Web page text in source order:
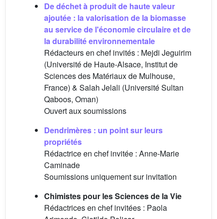
De déchet à produit de haute valeur
ajoutée : la valorisation de la biomasse
au service de l'économie circulaire et de
la durabilité environnementale
Rédacteurs en chef invités : Mejdi Jeguirim
(Université de Haute-Alsace, Institut de
Sciences des Matériaux de Mulhouse,
France) & Salah Jelali (Université Sultan
Qaboos, Oman)
Ouvert aux soumissions
Dendrimères : un point sur leurs
propriétés
Rédactrice en chef invitée : Anne-Marie
Caminade
Soumissions uniquement sur invitation
Chimistes pour les Sciences de la Vie
Rédactrices en chef invitées : Paola